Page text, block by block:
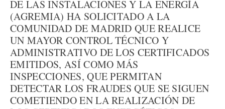
DE LAS INSTALACIONES Y LA ENERGÍA
(AGREMIA) HA SOLICITADO A LA
COMUNIDAD DE MADRID QUE REALICE
UN MAYOR CONTROL TÉCNICO Y
ADMINISTRATIVO DE LOS CERTIFICADOS
EMITIDOS, ASÍ COMO MÁS
INSPECCIONES, QUE PERMITAN
DETECTAR LOS FRAUDES QUE SE SIGUEN
COMETIENDO EN LA REALIZACIÓN DE